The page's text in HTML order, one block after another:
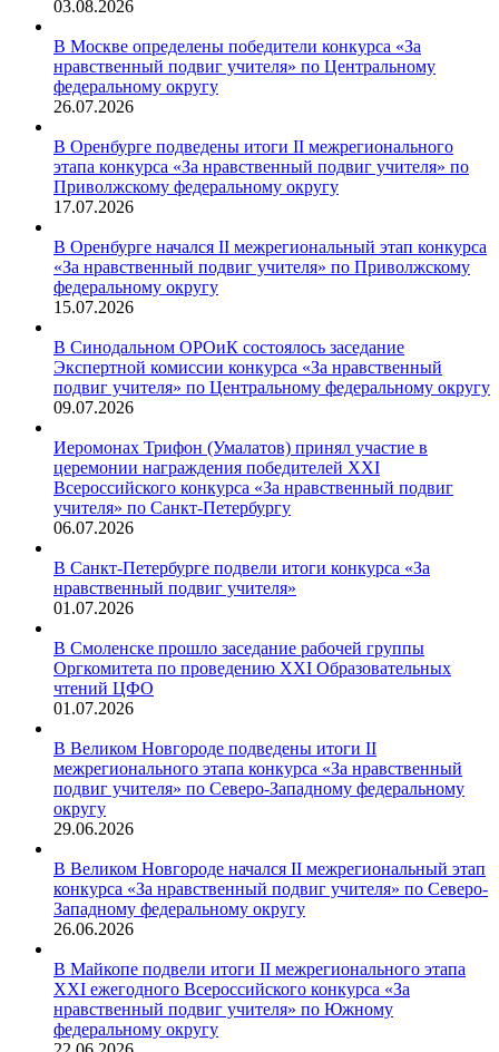
03.08.2026
В Москве определены победители конкурса «За
нравственный подвиг учителя» по Центральному
федеральному округу
26.07.2026
В Оренбурге подведены итоги II межрегионального
этапа конкурса «За нравственный подвиг учителя» по
Приволжскому федеральному округу
17.07.2026
В Оренбурге начался II межрегиональный этап конкурса
«За нравственный подвиг учителя» по Приволжскому
федеральному округу
15.07.2026
В Синодальном ОРОиК состоялось заседание
Экспертной комиссии конкурса «За нравственный
подвиг учителя» по Центральному федеральному округу
09.07.2026
Иеромонах Трифон (Умалатов) принял участие в
церемонии награждения победителей XXI
Всероссийского конкурса «За нравственный подвиг
учителя» по Санкт-Петербургу
06.07.2026
В Санкт-Петербурге подвели итоги конкурса «За
нравственный подвиг учителя»
01.07.2026
В Смоленске прошло заседание рабочей группы
Оргкомитета по проведению XXI Образовательных
чтений ЦФО
01.07.2026
В Великом Новгороде подведены итоги II
межрегионального этапа конкурса «За нравственный
подвиг учителя» по Северо-Западному федеральному
округу
29.06.2026
В Великом Новгороде начался II межрегиональный этап
конкурса «За нравственный подвиг учителя» по Северо-
Западному федеральному округу
26.06.2026
В Майкопе подвели итоги II межрегионального этапа
XXI ежегодного Всероссийского конкурса «За
нравственный подвиг учителя» по Южному
федеральному округу